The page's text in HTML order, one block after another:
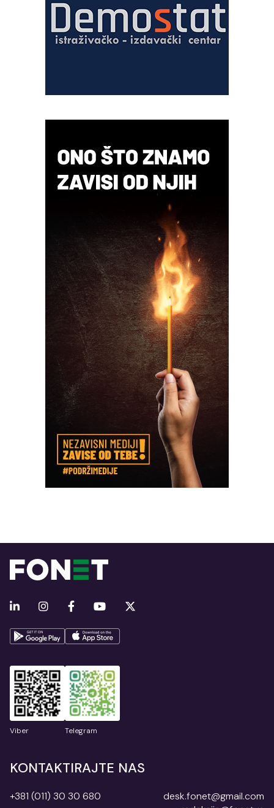
Viber Telegram
KONTAKTIRAJTE NAS
+381 (011) 30 30 680
desk.fonet@gmail.com